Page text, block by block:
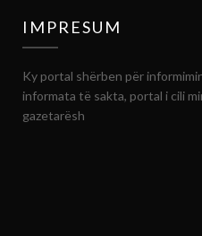
IMPRESUM
Ky portal shërben për
informata të sakta, portal i cili
gazetarësh